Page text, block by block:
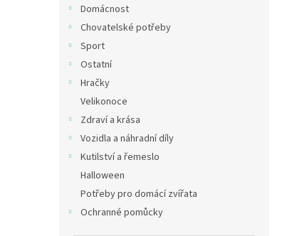
Domácnost
Chovatelské potřeby
Sport
Ostatní
Hračky
Velikonoce
Zdraví a krása
Vozidla a náhradní díly
Kutilství a řemeslo
Halloween
Potřeby pro domácí zvířata
Ochranné pomůcky